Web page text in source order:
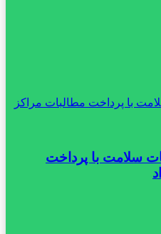
با پرداخت مطالبات مراکز
سلامت با پرداخت